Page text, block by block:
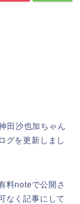
田沙也加ちゃん
グを更新しまし
料noteで公開さ
なく記事にして